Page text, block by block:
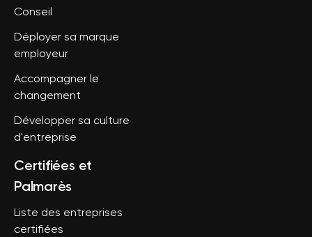
Conseil
Déployer sa marque
employeur
Accompagner le
changement
Développer sa culture
d'entreprise
Certifiées et
Palmarès
Liste des entreprises
certifiées